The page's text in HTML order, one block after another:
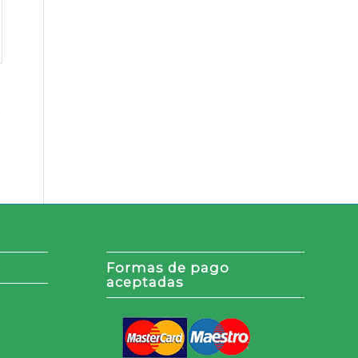
Formas de pago
aceptadas